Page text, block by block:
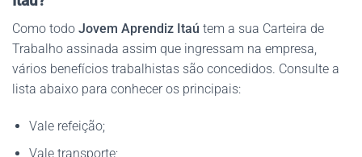
Como todo Jovem Aprendiz Itaú tem a sua Carteira de
Trabalho assinada assim que ingressam na empresa,
vários benefícios trabalhistas são concedidos. Consulte a
lista abaixo para conhecer os principais:
Vale refeição;
Vale transporte;